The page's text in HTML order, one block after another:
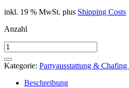
inkl. 19 % MwSt. plus Shipping Costs
Anzahl
Induktionsplatte
230V
Menge
Kategorie: Partyausstattung & Chafing
Beschreibung